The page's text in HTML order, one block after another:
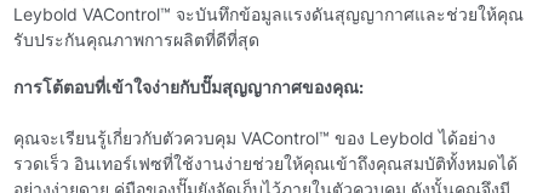
Leybold VAControl™ จะบันทึกข้อมูลแรงดันสุญญากาศและช่วยให้คุณ
รับประกันคุณภาพการผลิตที่ดีที่สุด
การโต้ตอบที่เข้าใจง่ายกับปั๊มสุญญากาศของคุณ:
คุณจะเรียนรู้เกี่ยวกับตัวควบคุม VAControl™ ของ Leybold ได้อย่าง
รวดเร็ว อินเทอร์เฟซที่ใช้งานง่ายช่วยให้คุณเข้าถึงคุณสมบัติทั้งหมดได้
อย่างง่ายดาย คู่มือของปั๊มยังจัดเก็บไว้ภายในตัวควบคุม ดังนั้นคุณจึงมี